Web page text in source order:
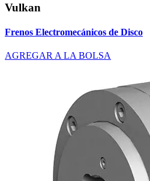
Vulkan
Frenos Electromecánicos de Disco
AGREGAR A LA BOLSA